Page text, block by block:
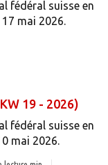
fédéral suisse en
mai 2026.
19 - 2026)
fédéral suisse en
mai 2026.